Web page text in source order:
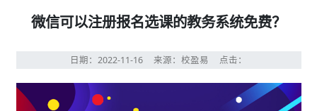
微信可以注册报名选课的教务系统免费？
日期：2022-11-16 来源：校盈易 点击：